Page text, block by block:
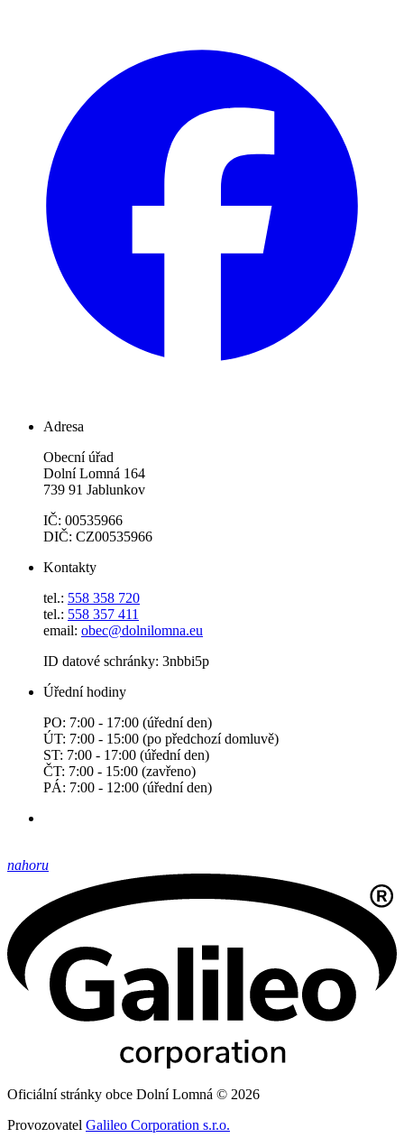
Adresa
Obecní úřad
Dolní Lomná 164
739 91 Jablunkov
IČ: 00535966
DIČ: CZ00535966
Kontakty
tel.: 558 358 720
tel.: 558 357 411
email: obec@dolnilomna.eu
ID datové schránky: 3nbbi5p
Úřední hodiny
PO: 7:00 - 17:00 (úřední den)
ÚT: 7:00 - 15:00 (po předchozí domluvě)
ST: 7:00 - 17:00 (úřední den)
ČT: 7:00 - 15:00 (zavřeno)
PÁ: 7:00 - 12:00 (úřední den)
nahoru
Oficiální stránky obce Dolní Lomná © 2026
Provozovatel Galileo Corporation s.r.o.